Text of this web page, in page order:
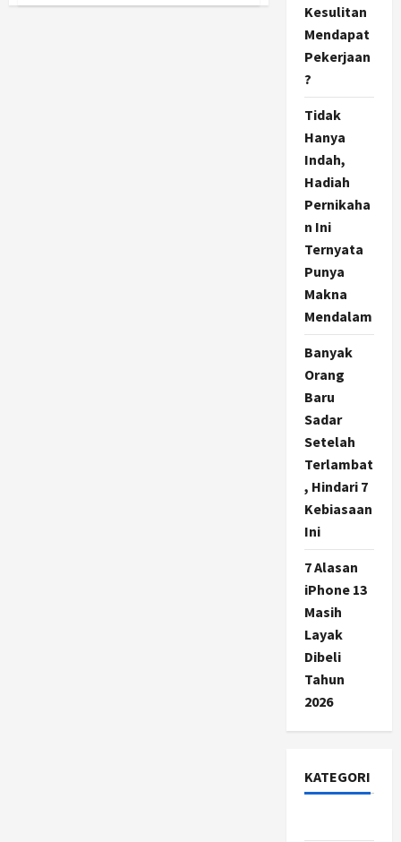
Merek
Kesulitan
Mendapat
Pekerjaan
?
Tidak
Hanya
Indah,
Hadiah
Pernikaha
n Ini
Ternyata
Punya
Makna
Mendalam
Banyak
Orang
Baru
Sadar
Setelah
Terlambat
, Hindari 7
Kebiasaan
Ini
7 Alasan
iPhone 13
Masih
Layak
Dibeli
Tahun
2026
KATEGORI